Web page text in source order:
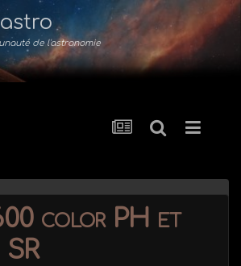
de l'astronomie
color PH et